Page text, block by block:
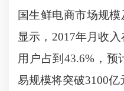
国生鲜电商市场规
显示，2017年月收
用户占到43.6%，预
易规模将突破3100亿